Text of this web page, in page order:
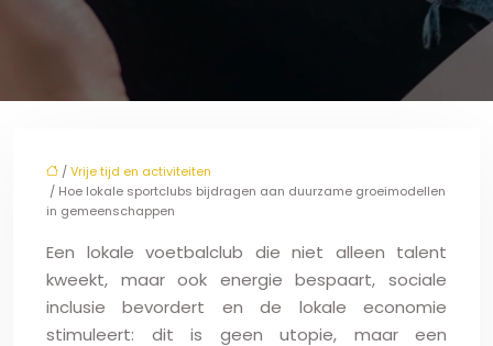
/Vrije tijd en activiteiten
/ Hoe lokale sportclubs bijdragen aan duurzame groeimodellen
in gemeenschappen
Een lokale voetbalclub die niet alleen talent
kweekt, maar ook energie bespaart, sociale
inclusie bevordert en de lokale economie
stimuleert: dit is geen utopie, maar een